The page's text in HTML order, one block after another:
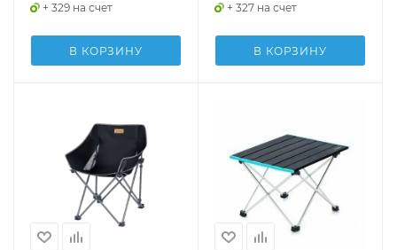
+ 329 на счет
В КОРЗИНУ
+ 327 на счет
В КОРЗИНУ